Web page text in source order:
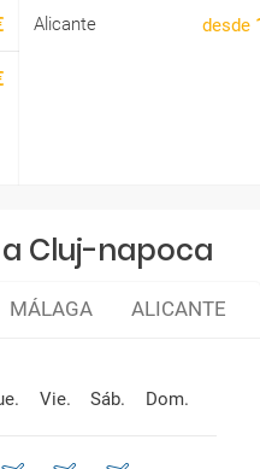
Alicante desde
Cluj-napoca
MÁLAGA ALICANTE
Vie. Sáb. Dom.